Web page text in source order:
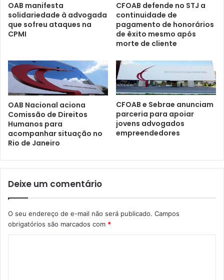
OAB manifesta
solidariedade à advogada
que sofreu ataques na
CPMI
CFOAB defende no STJ a
continuidade de
pagamento de honorários
de êxito mesmo após
morte de cliente
OAB Nacional aciona
Comissão de Direitos
Humanos para
acompanhar situação no
Rio de Janeiro
CFOAB e Sebrae anunciam
parceria para apoiar
jovens advogados
empreendedores
Deixe um comentário
O seu endereço de e-mail não será publicado. Campos
obrigatórios são marcados com *